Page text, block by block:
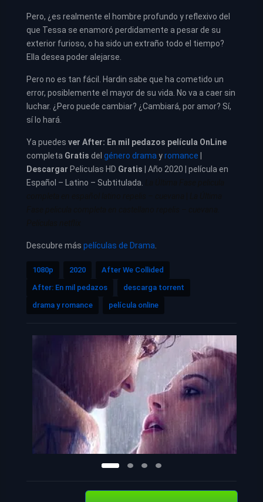
Pero, ¿es realmente el hombre profundo y reflexivo del
que Tessa se enamoró perdidamente a pesar de su
exterior furioso, o ha sido un extraño todo el tiempo?
Ella desea poder alejarse.
Pero no es tan fácil. Hardin sabe que ha cometido un
error, posiblemente el mayor de su vida. No va a caer sin
luchar. ¿Pero puede cambiar? ¿Cambiará, por amor? Sí,
sí lo hará.
Ya puedes ver After: En mil pedazos película OnLine
completa Gratis del género drama yromance
Descargar Peliculas HD Gratis | Año 2020 | película en
Español – Latino – Subtitulada.
Descubre más películas de Drama
1080p 2020
After We Collided
After: En mil pedazos
descarga torrent
drama y romance
película online